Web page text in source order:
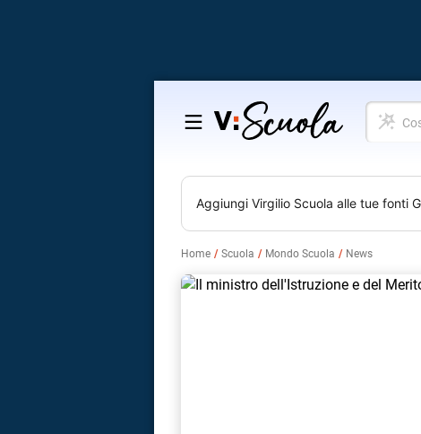
Salta
contenuto
Cosa
vuoi
Aggiungi Virgilio Scuola alle tue fonti
Home Scuola Mondo Scuola News